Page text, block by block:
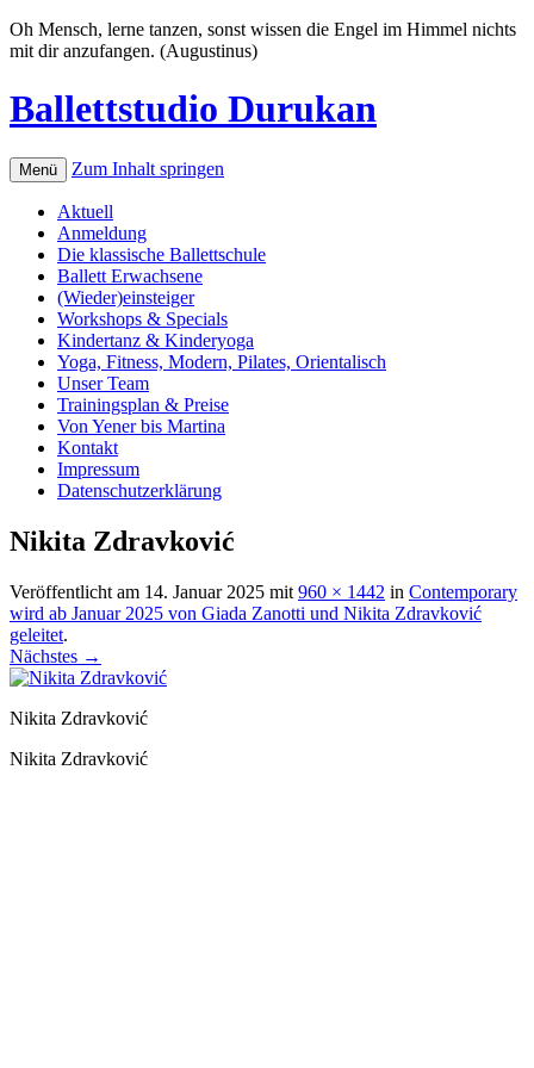
Oh Mensch, lerne tanzen, sonst wissen die Engel im Himmel nichts
mit dir anzufangen. (Augustinus)
Ballettstudio Durukan
Menü Zum Inhalt springen
Aktuell
Anmeldung
Die klassische Ballettschule
Ballett Erwachsene
(Wieder)einsteiger
Workshops & Specials
Kindertanz & Kinderyoga
Yoga, Fitness, Modern, Pilates, Orientalisch
Unser Team
Trainingsplan & Preise
Von Yener bis Martina
Kontakt
Impressum
Datenschutzerklärung
Nikita Zdravković
Veröffentlicht am 14. Januar 2025 mit 960 × 1442 in Contemporary
wird ab Januar 2025 von Giada Zanotti und Nikita Zdravković
geleitet.
Nächstes →
Nikita Zdravković
Nikita Zdravković